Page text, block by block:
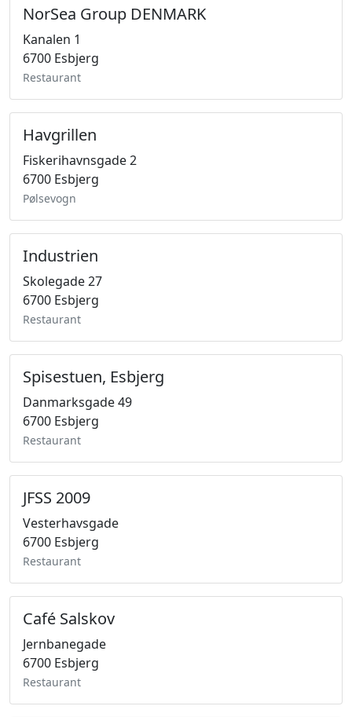
NorSea Group DENMARK
Kanalen 1
6700 Esbjerg
Restaurant
Havgrillen
Fiskerihavnsgade 2
6700 Esbjerg
Pølsevogn
Industrien
Skolegade 27
6700 Esbjerg
Restaurant
Spisestuen, Esbjerg
Danmarksgade 49
6700 Esbjerg
Restaurant
JFSS 2009
Vesterhavsgade
6700 Esbjerg
Restaurant
Café Salskov
Jernbanegade
6700 Esbjerg
Restaurant